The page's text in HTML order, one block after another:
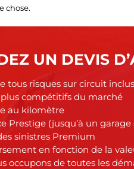
chose.
UN DEVIS
tous risques sur circuit
plus compétitifs du marché
au kilomètre
Prestige (jusqu’à un garage
sinistres Premium
en fonction de la
occupons de toutes les